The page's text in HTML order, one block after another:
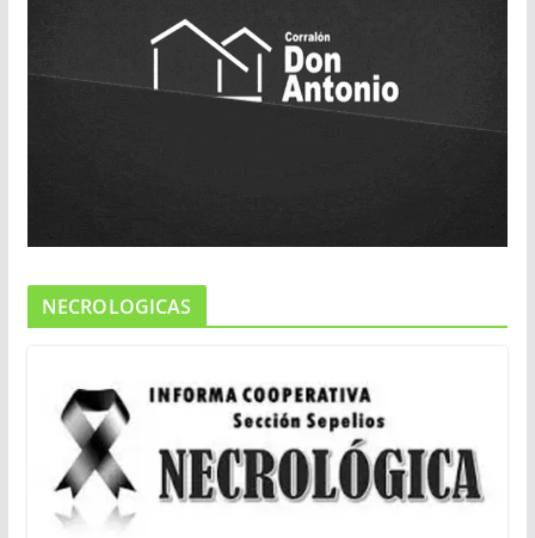
NECROLOGICAS